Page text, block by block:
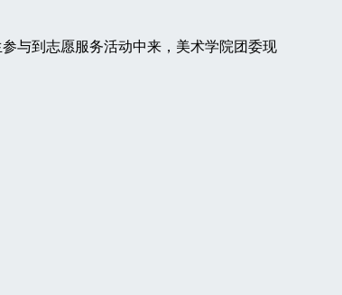
与到志愿服务活动中来，美术学院团委现